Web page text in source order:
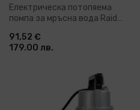
Електрическа потопяема
помпа за мръсна вода Raider
мин, 8 м (070146)
91,52 €
179.00 лв.